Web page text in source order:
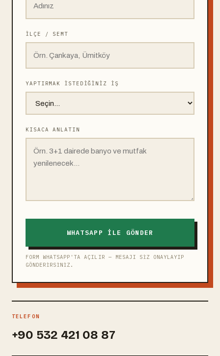
İLÇE / SEMT
YAPTIRMAK İSTEDIĞINIZ İŞ
KISACA ANLATIN
WHATSAPP ILE GÖNDER
FORM WHATSAPP'TA AÇILIR — MESAJI SIZ ONAYLAYIP
GÖNDERIRSINIZ.
TELEFON
+90 532 421 08 87